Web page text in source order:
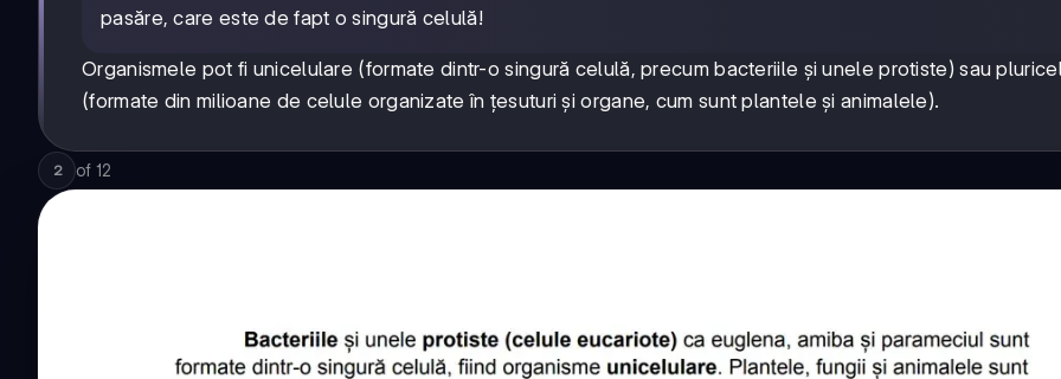
pasăre, care este de fapt o singură celulă!
Organismele pot fi unicelulare (formate dintr-o singură celulă, precum bacteriile și unele protiste) sau
(formate din milioane de celule organizate în țesuturi și organe, cum sunt plantele și animalele).
2 of 12